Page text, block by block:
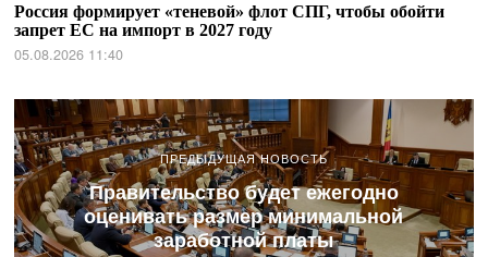
Россия формирует «теневой» флот СПГ, чтобы обойти
запрет ЕС на импорт в 2027 году
05.08.2026 11:40
ПРЕДЫДУЩАЯ НОВОСТЬ
Правительство будет ежегодно
оценивать размер минимальной
заработной платы